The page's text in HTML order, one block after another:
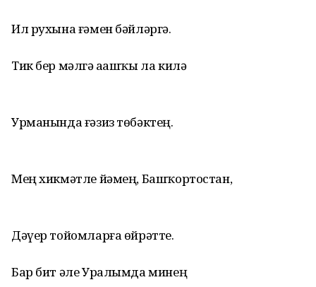
Ил рухына ғәмен бәйләргә.
Тик бер мәлгә аҙашҡы ла килә
Урманында ғәзиз төбәктең.
Мең хикмәтле йәмең, Башҡортостан,
Дәүер тойомларға өйрәтте.
Бар бит әле Уралымда минең